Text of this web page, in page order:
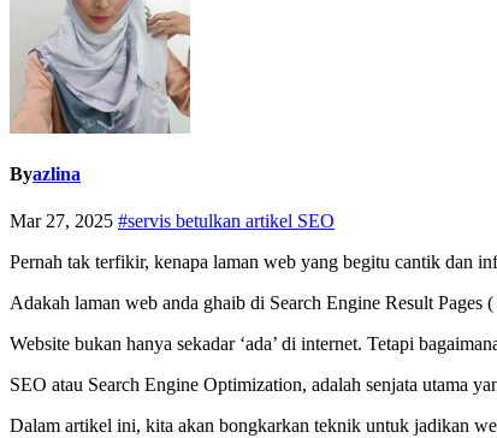
Byazlina
Mar 27, 2025 #servis betulkan artikel SEO
Pernah tak terfikir, kenapa laman web yang begitu cantik dan
Adakah laman web anda ghaib di Search Engine Result Pages
Website bukan hanya sekadar ‘ada’ di internet. Tetapi
SEO atau Search Engine Optimization, adalah senjata utama
Dalam artikel ini, kita akan bongkarkan teknik untuk jadikan